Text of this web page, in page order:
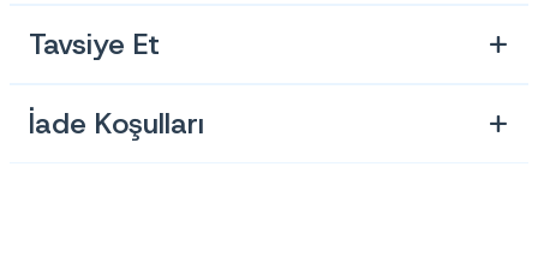
Tavsiye Et
İade Koşulları